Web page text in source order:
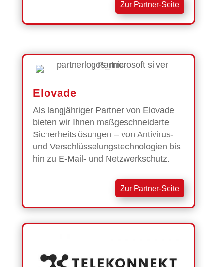
Zur Partner-Seite
Elovade
Als langjähriger Partner von Elovade
bieten wir Ihnen maßgeschneiderte
Sicherheitslösungen – von Antivirus-
und Verschlüsselungstechnologien bis
hin zu E-Mail- und Netzwerkschutz.
Zur Partner-Seite